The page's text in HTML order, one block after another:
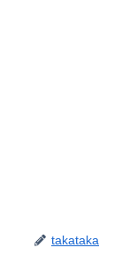
takataka